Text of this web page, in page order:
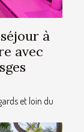
à
avec
et loin du